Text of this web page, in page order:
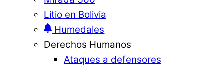
Litio en Bolivia
Humedales
Derechos Humanos
Ataques a defensores